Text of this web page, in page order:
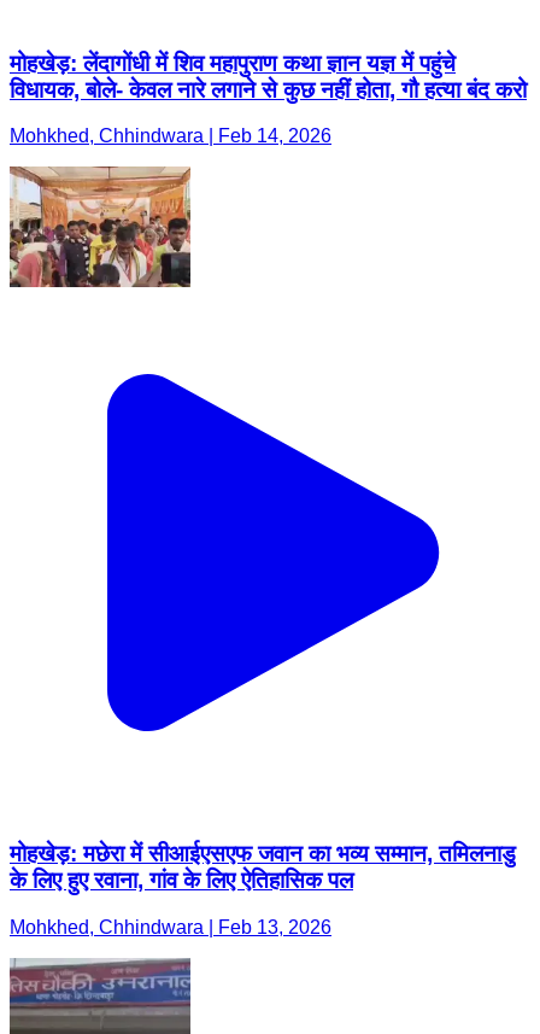
मोहखेड़: लेंदागोंधी में शिव महापुराण कथा ज्ञान यज्ञ में पहुंचे
विधायक, बोले- केवल नारे लगाने से कुछ नहीं होता, गौ हत्या बंद करो
Mohkhed, Chhindwara | Feb 14, 2026
मोहखेड़: मछेरा में सीआईएसएफ जवान का भव्य सम्मान, तमिलनाडु
के लिए हुए रवाना, गांव के लिए ऐतिहासिक पल
Mohkhed, Chhindwara | Feb 13, 2026